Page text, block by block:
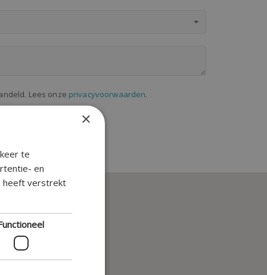
Lees onze privacyvoorwaarden.
×
te
en
heeft verstrekt